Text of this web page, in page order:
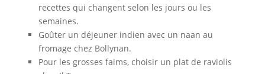
recettes qui changent selon les jours ou les
semaines.
Goûter un déjeuner indien avec un naan au
fromage chez Bollynan.
Pour les grosses faims, choisir un plat de raviolis